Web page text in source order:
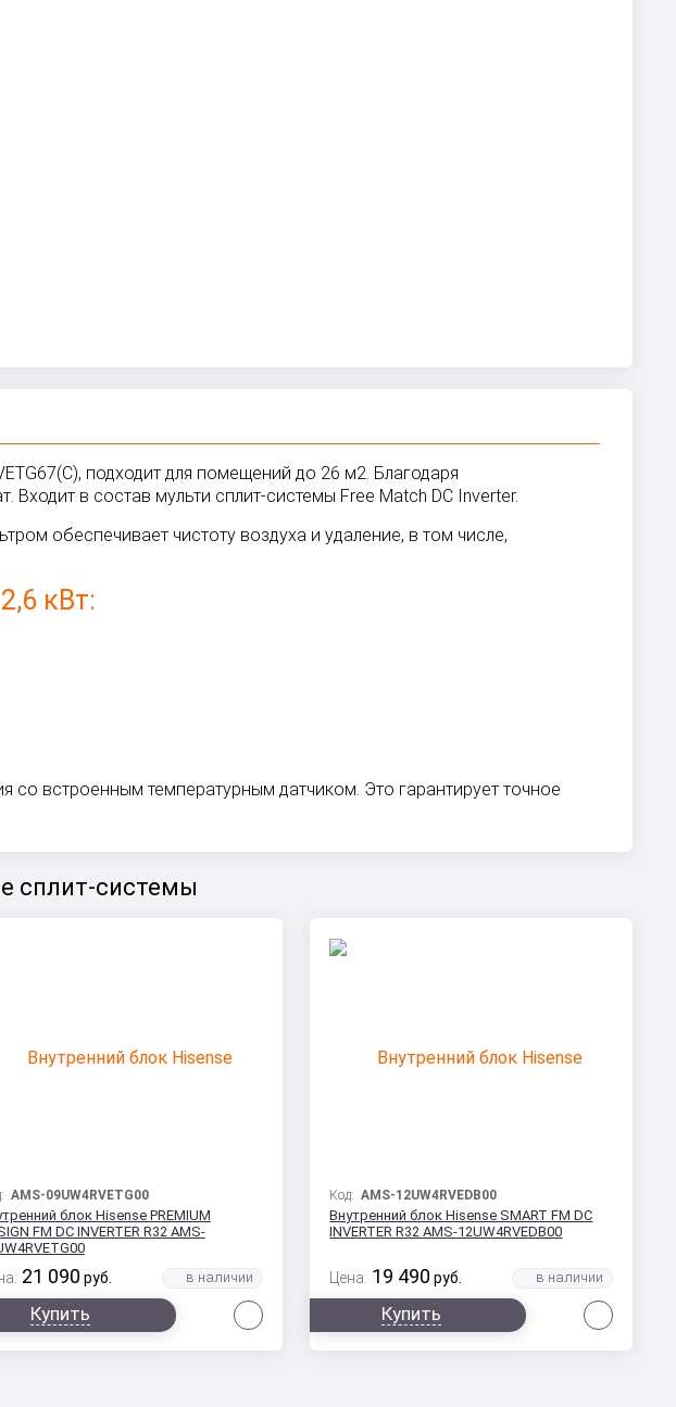
подходит для помещений до 26 м2. Благодаря
Входит в состав мульти сплит-системы Free Match DC Inverter.
обеспечивает чистоту воздуха и удаление, в том числе,
2,6 кВт:
со встроенным температурным датчиком. Это гарантирует точное
сплит-системы
AMS-09UW4RVETG00
блок Hisense PREMIUM
FM DC INVERTER R32 AMS-
21 090 руб.
Купить
Код:AMS-12UW4RVEDB00
Внутренний блок Hisense SMART FM DC
INVERTER R32 AMS-12UW4RVEDB00
Цена: 19 490 руб.
Купить